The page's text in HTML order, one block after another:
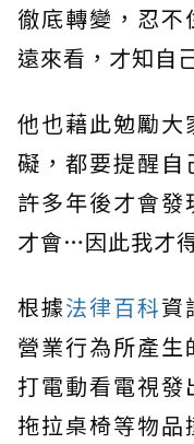
徹底轉變，忍
遠來看，才知自
他也藉此勉勵大
礙，都要提醒自
許多年後才會
才會…因此我才
根據法律百科資
營業行為所產生
打電動看電視發
拖拉桌椅等物